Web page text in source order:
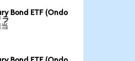
Bond ETF (Ondo